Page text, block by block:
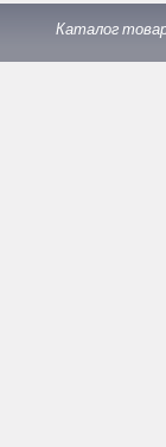
Каталог